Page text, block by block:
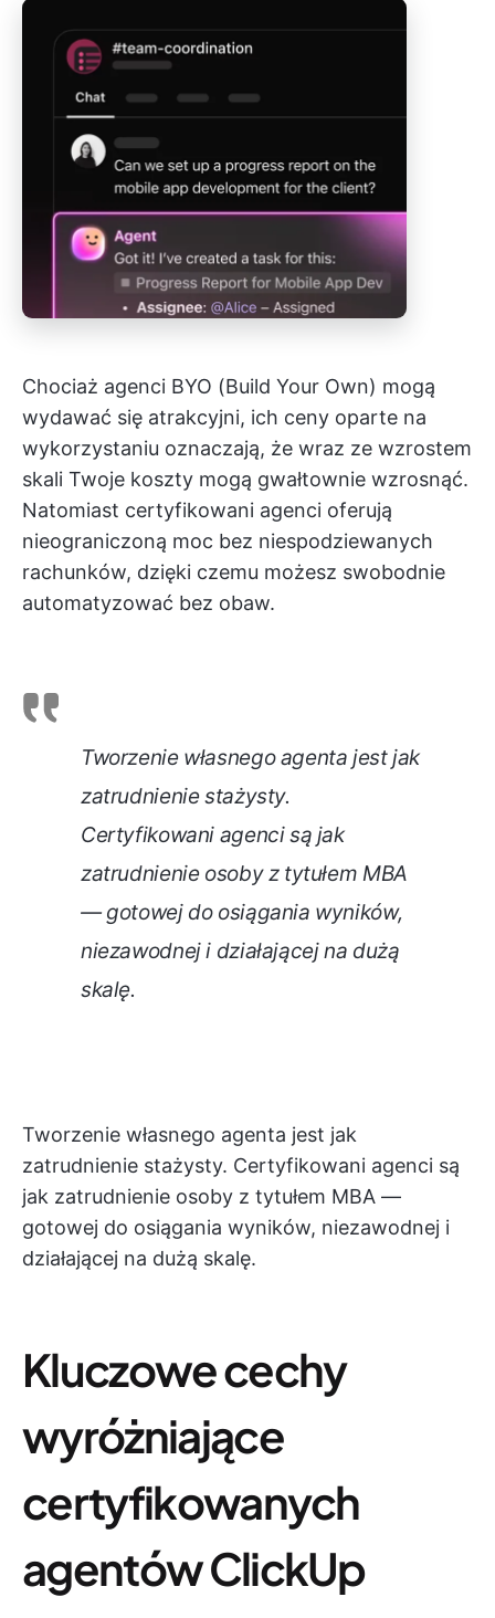
Chociaż agenci BYO (Build Your Own) mogą
wydawać się atrakcyjni, ich ceny oparte na
wykorzystaniu oznaczają, że wraz ze wzrostem
skali Twoje koszty mogą gwałtownie wzrosnąć.
Natomiast certyfikowani agenci oferują
nieograniczoną moc bez niespodziewanych
rachunków, dzięki czemu możesz swobodnie
automatyzować bez obaw.
Tworzenie własnego agenta jest jak
zatrudnienie stażysty.
Certyfikowani agenci są jak
zatrudnienie osoby z tytułem MBA
— gotowej do osiągania wyników,
niezawodnej i działającej na dużą
skalę.
Tworzenie własnego agenta jest jak
zatrudnienie stażysty. Certyfikowani agenci są
jak zatrudnienie osoby z tytułem MBA —
gotowej do osiągania wyników, niezawodnej i
działającej na dużą skalę.
Kluczowe cechy
wyróżniające
certyfikowanych
agentów ClickUp